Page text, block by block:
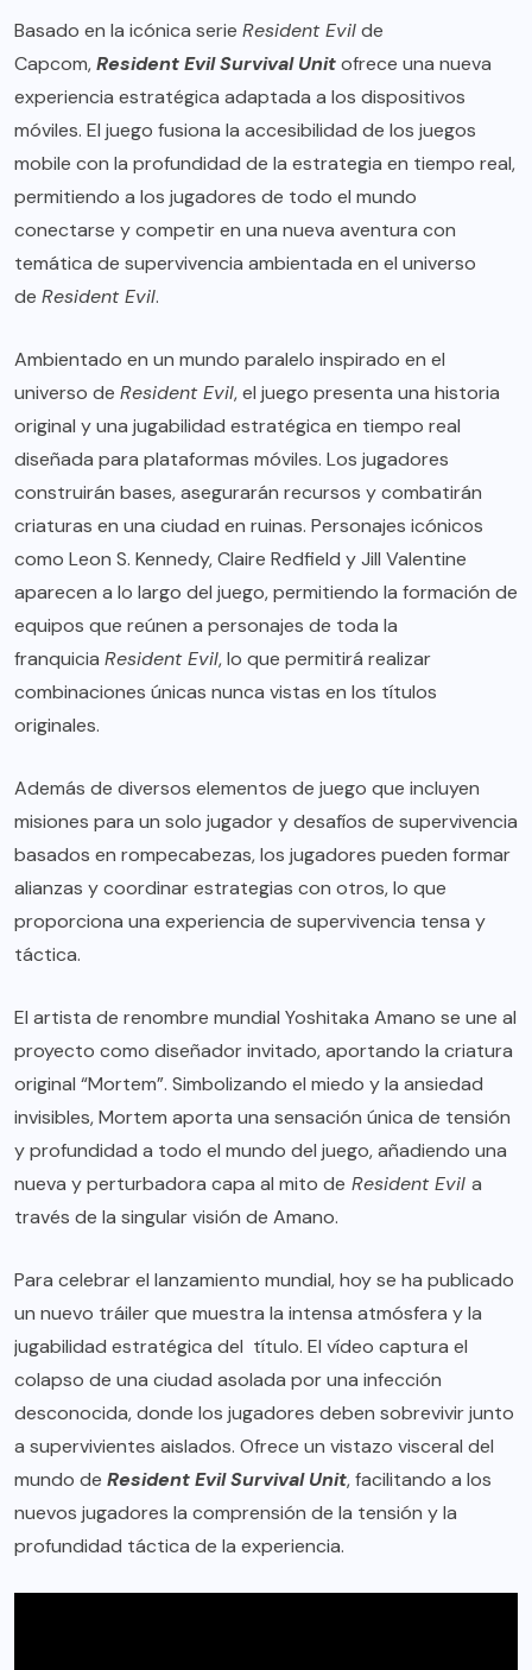
Basado en la icónica serie Resident Evilde
Capcom,Resident Evil Survival Unitofrece una nueva
experiencia estratégica adaptada a los dispositivos
móviles. El juego fusiona la accesibilidad de los juegos
mobile con la profundidad de la estrategia en tiempo real,
permitiendo a los jugadores de todo el mundo
conectarse y competir en una nueva aventura con
temática de supervivencia ambientada en el universo
de Resident Evil.
Ambientado en un mundo paralelo inspirado en el
universo de Resident Evil, el juego presenta una historia
original y una jugabilidad estratégica en tiempo real
diseñada para plataformas móviles. Los jugadores
construirán bases, asegurarán recursos y combatirán
criaturas en una ciudad en ruinas. Personajes icónicos
como Leon S. Kennedy, Claire Redfield y Jill Valentine
aparecen a lo largo del juego, permitiendo la formación de
equipos que reúnen a personajes de toda la
franquicia Resident Evil, lo que permitirá realizar
combinaciones únicas nunca vistas en los títulos
originales.
Además de diversos elementos de juego que incluyen
misiones para un solo jugador y desafíos de supervivencia
basados en rompecabezas, los jugadores pueden formar
alianzas y coordinar estrategias con otros, lo que
proporciona una experiencia de supervivencia tensa y
táctica.
El artista de renombre mundial Yoshitaka Amano se une al
proyecto como diseñador invitado, aportando la criatura
original “Mortem”. Simbolizando el miedo y la ansiedad
invisibles, Mortem aporta una sensación única de tensión
y profundidad a todo el mundo del juego, añadiendo una
nueva y perturbadora capa al mito de Resident Evil a
través de la singular visión de Amano.
Para celebrar el lanzamiento mundial, hoy se ha publicado
un nuevo tráiler que muestra la intensa atmósfera y la
jugabilidad estratégica del título. El vídeo captura el
colapso de una ciudad asolada por una infección
desconocida, donde los jugadores deben sobrevivir junto
a supervivientes aislados. Ofrece un vistazo visceral del
mundo de Resident Evil Survival Unit, facilitando a los
nuevos jugadores la comprensión de la tensión y la
profundidad táctica de la experiencia.